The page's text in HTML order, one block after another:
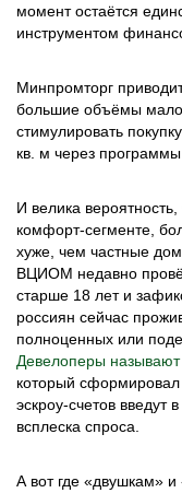
момент остаётся
инструментом
Минпромторг
большие объёмы
стимулировать
кв. м через
И велика
комфорт-сегменте,
хуже, чем частные
ВЦИОМ недавно
старше 18 лет и
россиян сейчас
полноценных или
Девелоперы
который
эскроу-счетов
всплеска спроса.
А вот где «двушкам»